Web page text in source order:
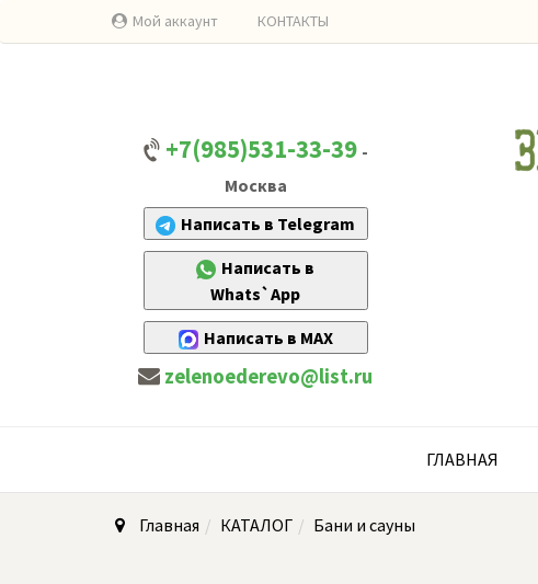
Мой аккаунт КОНТАКТЫ
+7(985)531-33-39 -
Москва
Написать в Telegram
Написать в
Whats`App
Написать в MAX
zelenoederevo@list.ru
ГЛАВНАЯ
Главная КАТАЛОГ Бани и сауны